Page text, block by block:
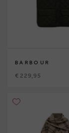
BARBOUR
€ 229,95